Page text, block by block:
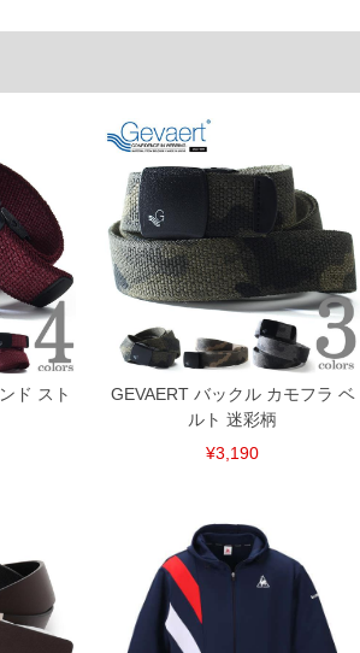
の性質上、返品交換不可とさせて頂いております。予め
す。
い。（裾上げ無料対象商品は1本につき税込6,000円以
下の商品は有料（500円+税）となります。）
時間を頂く場合がございます。
換不可となりますので、予めご了承下さい。
品がございます。(例：裾にファスナーや調節ひもが付
されている等)
の誤差がございます。また、お客様がご使用の環境（コ
商品の色味が若干異なる場合がございます。予めご了承
と在庫を共用しておりますので店頭での売り違い、店
、お客様にご迷惑をお掛けしてしまう場合がございま
最大限に努めておりますが、もしあった場合速やかにご
了承ください。
ド スト
GEVAERT バックル カモフラ ベ
ルト 迷彩柄
¥3,190